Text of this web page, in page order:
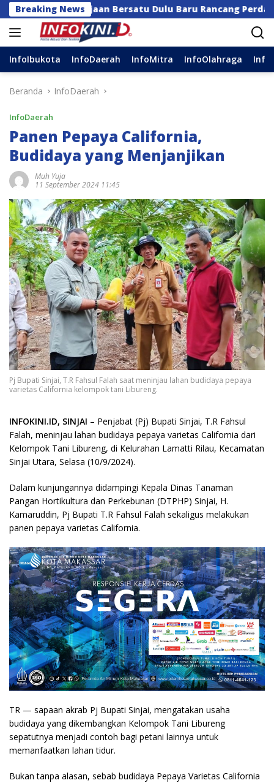
Langsung
ke
konten
Breaking NewsBersatu Dulu Baru Rancang Perda Baru!
InfoIbukota InfoDaerah InfoMitra InfoOlahraga
Beranda InfoDaerah
InfoDaerah
Panen Pepaya California,
Budidaya yang Menjanjikan
Muh Yuja
11 September 2024 11:45
Pj Bupati Sinjai, T.R Fahsul Falah saat meninjau lahan budidaya pepaya
varietas California kelompok tani Libureng.
INFOKINI.ID, SINJAI – Penjabat (Pj) Bupati Sinjai, T.R Fahsul
Falah, meninjau lahan budidaya pepaya varietas California dari
Kelompok Tani Libureng, di Kelurahan Lamatti Rilau, Kecamatan
Sinjai Utara, Selasa (10/9/2024).
Dalam kunjungannya didampingi Kepala Dinas Tanaman
Pangan Hortikultura dan Perkebunan (DTPHP) Sinjai, H.
Kamaruddin, Pj Bupati T.R Fahsul Falah sekaligus melakukan
panen pepaya varietas California.
TR — sapaan akrab Pj Bupati Sinjai, mengatakan usaha
budidaya yang dikembangkan Kelompok Tani Libureng
sepatutnya menjadi contoh bagi petani lainnya untuk
memanfaatkan lahan tidur.
Bukan tanpa alasan, sebab budidaya Pepaya Varietas California